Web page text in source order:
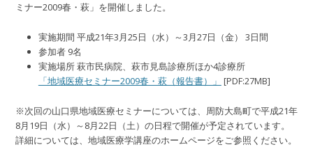
ミナー2009春・萩」を開催しました。
実施期間 平成21年3月25日（水）～3月27日（金） 3日間
参加者 9名
実施場所 萩市民病院、萩市見島診療所ほか4診療所
「地域医療セミナー2009春・萩（報告書）」 [PDF:27MB]
※次回の山口県地域医療セミナーについては、周防大島町で平成21年
8月19日（水）～8月22日（土）の日程で開催が予定されています。
詳細については、地域医療学講座のホームページをご参照ください。